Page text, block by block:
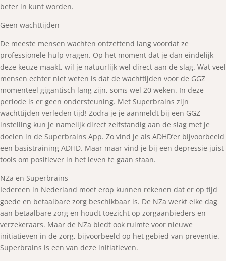
beter in kunt worden.
Geen wachttijden
De meeste mensen wachten ontzettend lang voordat ze
professionele hulp vragen. Op het moment dat je dan eindelijk
deze keuze maakt, wil je natuurlijk wel direct aan de slag. Wat veel
mensen echter niet weten is dat de wachttijden voor de GGZ
momenteel gigantisch lang zijn, soms wel 20 weken. In deze
periode is er geen ondersteuning. Met Superbrains zijn
wachttijden verleden tijd! Zodra je je aanmeldt bij een GGZ
instelling kun je namelijk direct zelfstandig aan de slag met je
doelen in de Superbrains App. Zo vind je als ADHD’er bijvoorbeeld
een basistraining ADHD. Maar maar vind je bij een depressie juist
tools om positiever in het leven te gaan staan.
NZa en Superbrains
Iedereen in Nederland moet erop kunnen rekenen dat er op tijd
goede en betaalbare zorg beschikbaar is. De NZa werkt elke dag
aan betaalbare zorg en houdt toezicht op zorgaanbieders en
verzekeraars. Maar de NZa biedt ook ruimte voor nieuwe
initiatieven in de zorg, bijvoorbeeld op het gebied van preventie.
Superbrains is een van deze initiatieven.